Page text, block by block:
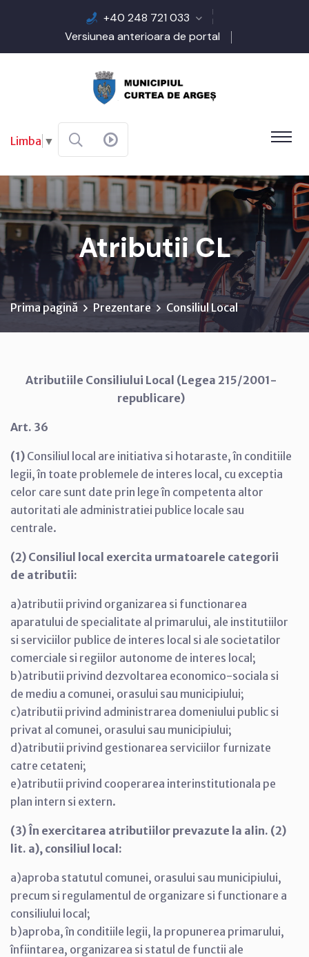
+40 248 721 033
Versiunea anterioara de portal
Limba ▼
Atributii CL
Prima pagină Prezentare Consiliul Local
Atributiile Consiliului Local (Legea 215/2001-
republicare)
Art. 36
(1) Consiliul local are initiativa si hotaraste, în conditiile
legii, în toate problemele de interes local, cu exceptia
celor care sunt date prin lege în competenta altor
autoritati ale administratiei publice locale sau
centrale.
(2) Consiliul local exercita urmatoarele categorii
de atributii:
a)atributii privind organizarea si functionarea
aparatului de specialitate al primarului, ale institutiilor
si serviciilor publice de interes local si ale societatilor
comerciale si regiilor autonome de interes local;
b)atributii privind dezvoltarea economico-sociala si
de mediu a comunei, orasului sau municipiului;
c)atributii privind administrarea domeniului public si
privat al comunei, orasului sau municipiului;
d)atributii privind gestionarea serviciilor furnizate
catre cetateni;
e)atributii privind cooperarea interinstitutionala pe
plan intern si extern.
(3) În exercitarea atributiilor prevazute la alin. (2)
lit. a), consiliul local:
a)aproba statutul comunei, orasului sau municipiului,
precum si regulamentul de organizare si functionare a
consiliului local;
b)aproba, în conditiile legii, la propunerea primarului,
înfiintarea, organizarea si statul de functii ale